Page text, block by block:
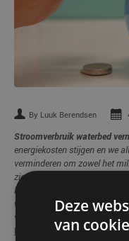
By Luuk Berendsen
Stroomverbruik waterbed
energiekosten stijgen en we
verminderen om zowel het
zich misschien af hoeveel
kan besparen. In deze blog
van een waterbedtoe en hoe
verminderen en energie kunt
Read More
Deze
van